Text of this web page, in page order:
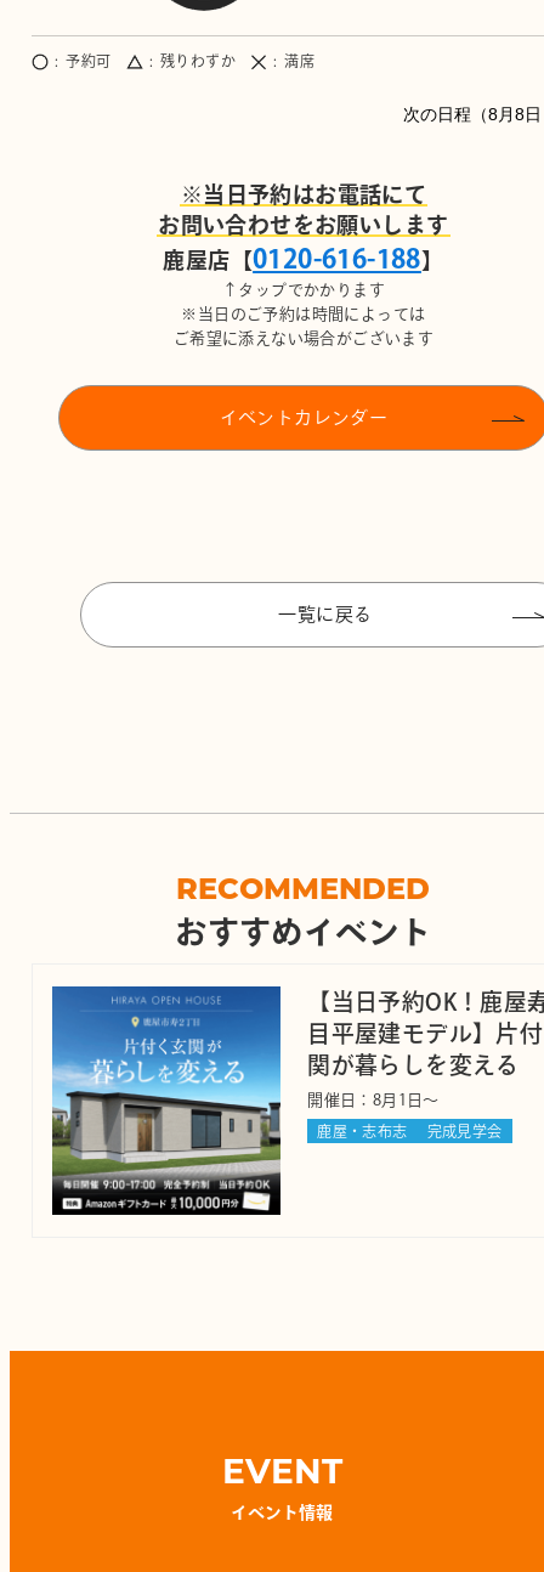
8月8日
予約可 残りわずか 満席
※当日予約はお電話にて
お問い合わせをお願いします
鹿屋店【0120-616-188】
↑タップでかかります
※当日のご予約は時間によっては
ご希望に添えない場合がございます
イベントカレンダー
一覧に戻る
RECOMMENDED
おすすめイベント
【当日予約OK！鹿屋
目平屋建モデル】片
関が暮らしを変える
開催日：8月1日～
鹿屋・志布志 完成見学会
EVENT
イベント情報